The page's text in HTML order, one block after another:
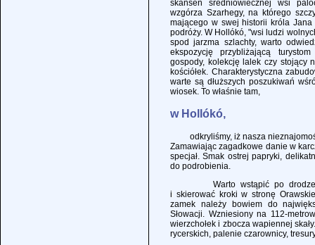
skansen średniowiecznej wsi
wzgórza Szarhegy, na którego
mającego w swej historii króla Jana
podróży. W Hollókó, "wsi ludzi
spod jarzma szlachty, warto
ekspozycję przybliżającą
gospody, kolekcję lalek czy stojący
kościółek. Charakterystyczna
warte są dłuższych poszukiwań
wiosek. To właśnie tam,
w Hollókó,
odkryliśmy, iż nasza
Zamawiając zagadkowe danie w
specjał. Smak ostrej papryki,
do podrobienia.
Warto wstąpić po drodze do
i skierować kroki w stronę
zamek należy bowiem do
Słowacji. Wzniesiony na 112-
wierzchołek i zbocza wapiennej
rycerskich, palenie czarownicy,